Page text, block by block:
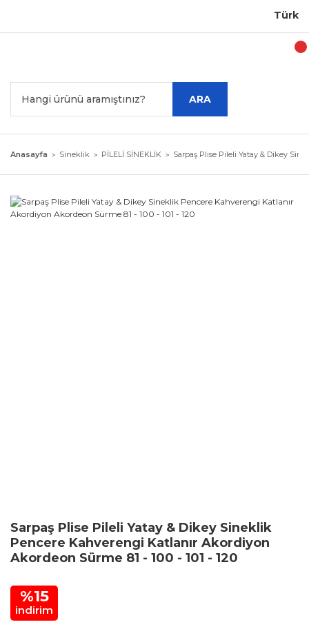
ARA
Anasayfa Sineklik PİLELİ SİNEKLİK Sarpaş Plise Pileli Yatay & Dikey
Sarpaş Plise Pileli Yatay & Dikey Sineklik
Pencere Kahverengi Katlanır Akordiyon
Akordeon Sürme 81 - 100 - 101 - 120
%15
indirim